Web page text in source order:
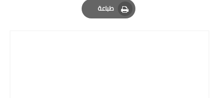
طباعة
Print